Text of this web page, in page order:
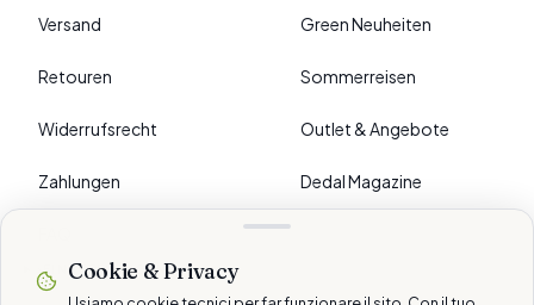
Versand
Retouren
Widerrufsrecht
Zahlungen
Green Neuheiten
Sommerreisen
Outlet & Angebote
Dedal Magazine
›EINSTELLUNGEN
Cookie & Privacy